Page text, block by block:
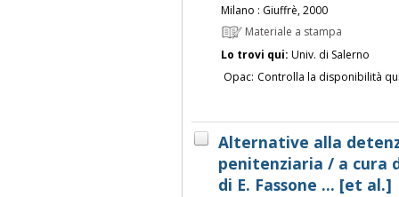
Milano : Giuffrè, 2000
Materiale a stampa
Lo trovi qui: Univ. di Salerno
Opac: Controlla la disponibilità
Alternative alla
penitenziaria / a cura
di E. Fassone ... [et al.]